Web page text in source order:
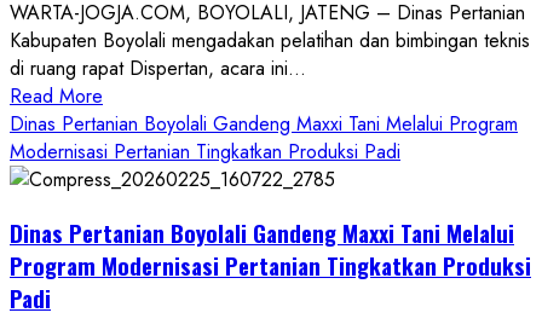
WARTA-JOGJA.COM, BOYOLALI, JATENG – Dinas Pertanian
Kabupaten Boyolali mengadakan pelatihan dan bimbingan teknis
di ruang rapat Dispertan, acara ini...
Read More
more
about
Dinas
Boyolali
Gelar
Dinas Pertanian Boyolali Gandeng Maxxi Tani Melalui Program
Modernisasi Pertanian Tingkatkan Produksi Padi
Dinas Pertanian Boyolali Gandeng Maxxi Tani Melalui
Program Modernisasi Pertanian Tingkatkan Produksi
Padi